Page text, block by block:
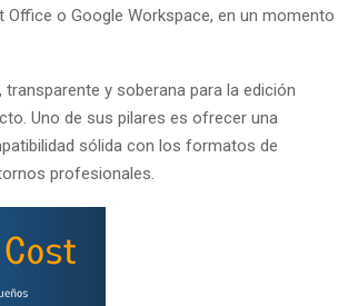
o Google Workspace, en un momento
y soberana para la edición
Uno de sus pilares es ofrecer una
sólida con los formatos de
profesionales.